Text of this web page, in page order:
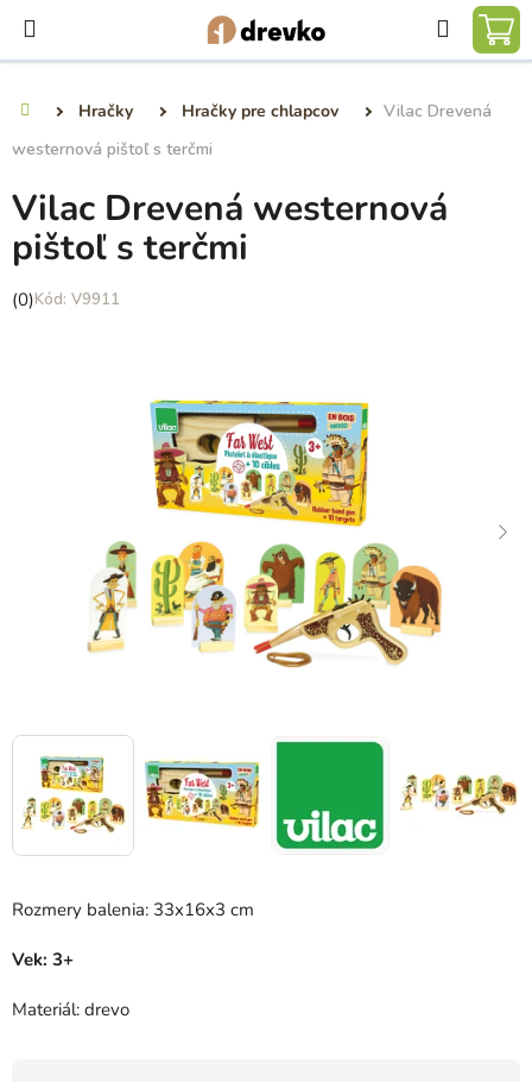
obsah
Hľadať
Hračky Hračky pre chlapcov
Vilac Drevená
westernová pištoľ s terčmi
Rozmery balenia: 33x16x3 cm
Vek: 3+
Materiál: drevo
Vilac Drevená westernová
pištoľ s terčmi
Priemerné
(0) V9911